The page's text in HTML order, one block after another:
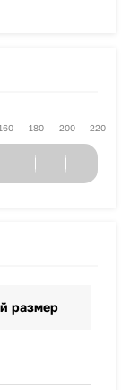
180 200 220
размер